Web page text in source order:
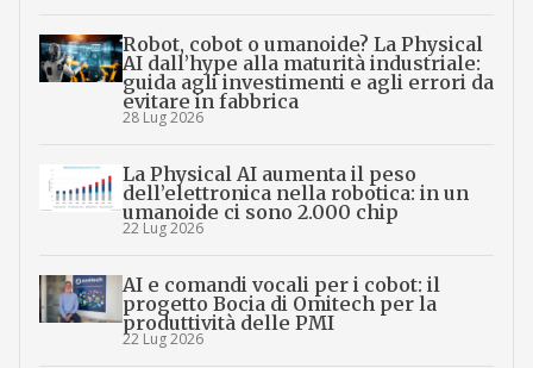
Robot, cobot o umanoide? La Physical
AI dall’hype alla maturità industriale:
guida agli investimenti e agli errori da
evitare in fabbrica
28 Lug 2026
La Physical AI aumenta il peso
dell’elettronica nella robotica: in un
umanoide ci sono 2.000 chip
22 Lug 2026
AI e comandi vocali per i cobot: il
progetto Bocia di Omitech per la
produttività delle PMI
22 Lug 2026